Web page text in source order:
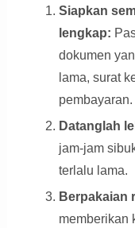
Siapkan
lengkap:
dokumen
lama, surat
pembayaran.
Datanglah
jam-jam
terlalu lama.
Berpakaian
memberikan